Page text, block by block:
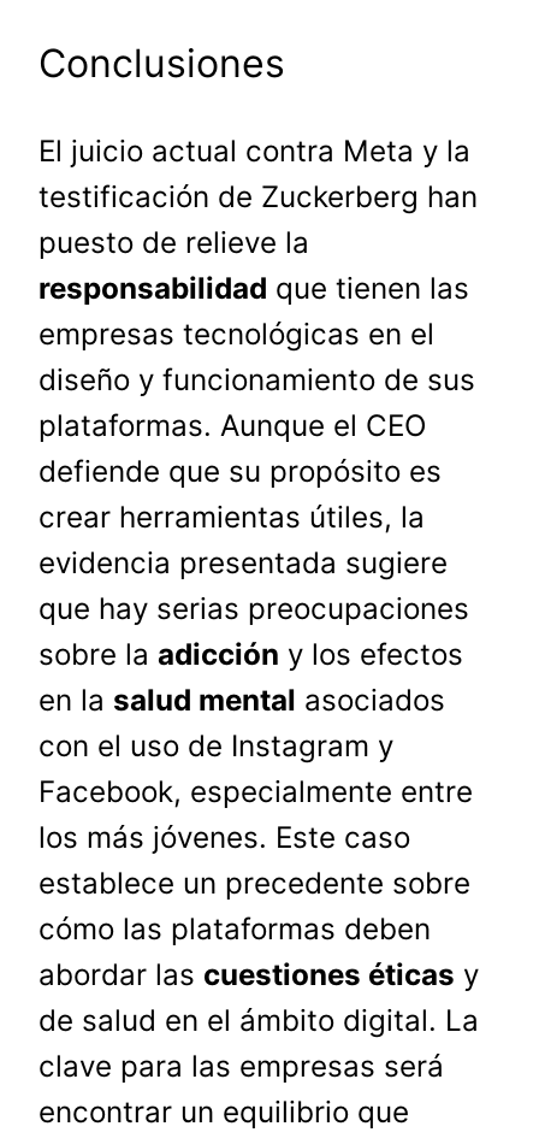
Conclusiones
El juicio actual contra Meta y la
testificación de Zuckerberg han
puesto de relieve la
responsabilidad que tienen las
empresas tecnológicas en el
diseño y funcionamiento de sus
plataformas. Aunque el CEO
defiende que su propósito es
crear herramientas útiles, la
evidencia presentada sugiere
que hay serias preocupaciones
sobre la adicción y los efectos
en la salud mental asociados
con el uso de Instagram y
Facebook, especialmente entre
los más jóvenes. Este caso
establece un precedente sobre
cómo las plataformas deben
abordar las cuestiones éticas y
de salud en el ámbito digital. La
clave para las empresas será
encontrar un equilibrio que